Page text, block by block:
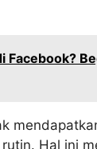
Facebook?
Hal ini